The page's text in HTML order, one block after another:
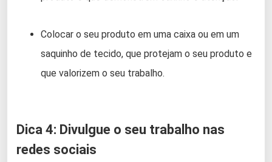
Colocar o seu produto em uma caixa ou em um
saquinho de tecido, que protejam o seu produto e
que valorizem o seu trabalho.
Dica 4: Divulgue o seu trabalho nas
redes sociais